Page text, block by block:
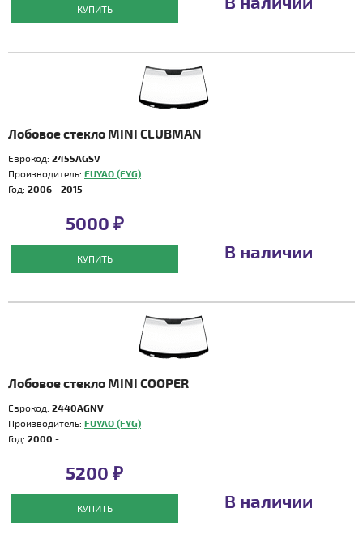
КУПИТЬ
Лобовое стекло MINI CLUBMAN
Еврокод: 2455AGSV
Производитель: FUYAO (FYG)
Год: 2006 - 2015
5000 ₽
КУПИТЬ В наличии
Лобовое стекло MINI COOPER
Еврокод: 2440AGNV
Производитель: FUYAO (FYG)
Год: 2000 -
5200 ₽
КУПИТЬ В наличии